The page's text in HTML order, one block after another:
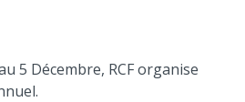
5 Décembre, RCF organise